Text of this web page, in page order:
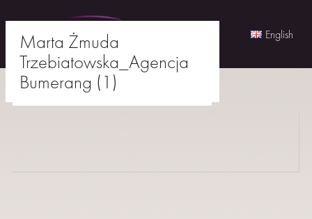
AKTORKI
English
content
agencjabumerang@gmail.com
Marta Żmuda
Trzebiatowska_Agencja
Bumerang (1)